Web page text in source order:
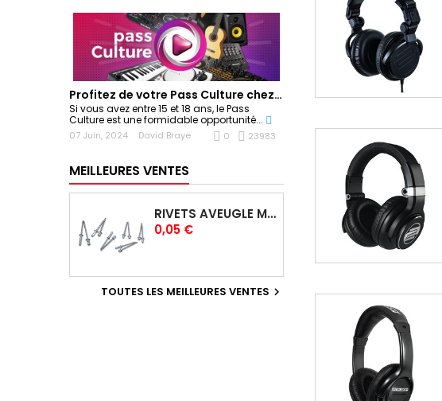
Profitez de votre Pass Culture chez Sonoplay !
Si vous avez entre 15 et 18 ans, le Pass
Culture est une formidable opportunité...
07 Juin, 2024 David Braye 23983
0
MEILLEURES VENTES
RIVETS AVEUGLE MULTIGRIP 4,0 X 12,5 MM
Prix
0,05 €
TOUTES LES MEILLEURES VENTES 